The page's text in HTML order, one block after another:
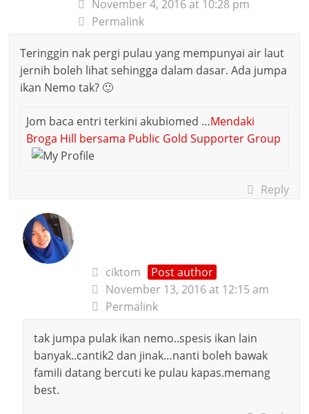
November 4, 2016 at 10:28 pm
Permalink
Teringgin nak pergi pulau yang mempunyai air laut
jernih boleh lihat sehingga dalam dasar. Ada jumpa
ikan Nemo tak? 🙂
Jom baca entri terkini akubiomed …Mendaki
Broga Hill bersama Public Gold Supporter Group
Reply
ciktom
Post author
November 13, 2016 at 12:15 am
Permalink
tak jumpa pulak ikan nemo..spesis ikan lain
banyak..cantik2 dan jinak…nanti boleh bawak
famili datang bercuti ke pulau kapas.memang
best.